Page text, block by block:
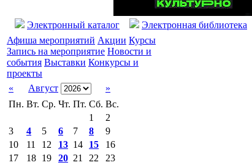
Электронный каталог Электронная библиотека
Афиша мероприятий Акции Курсы
Запись на мероприятие Новости и
события Выставки Конкурсы и
проекты
«
Август
»
Пн. Вт. Ср. Чт. Пт. Сб. Вс.
1
2
3
4 5 6 7 8
9
10
11 12 13 14 15
16
17
18 19 20 21 22
23